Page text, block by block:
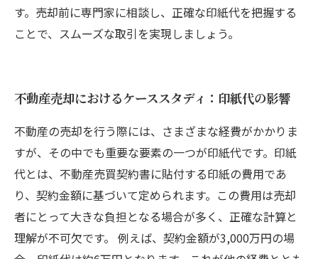
す。売却前に専門家に相談し、正確な印紙代を把握する
ことで、スムーズな取引を実現しましょう。
不動産売却におけるケーススタディ：印紙代の影響
不動産の売却を行う際には、さまざまな経費がかかりま
すが、その中でも重要な要素の一つが印紙代です。印紙
代とは、不動産売買契約書に貼付する印紙の費用であ
り、契約金額に基づいて定められます。この費用は売却
者にとって大きな負担となる場合が多く、正確な計算と
理解が不可欠です。 例えば、契約金額が3,000万円の場